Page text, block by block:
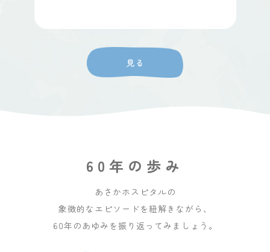
60年の歩み
あさかホスピタルの
象徴的なエピソードを紐解きながら、
60年のあゆみを振り返ってみましょう。